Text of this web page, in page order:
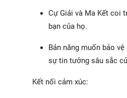
Cự Giải và Ma Kết coi
bạn của họ.
Bản năng muốn bảo
sự tin tưởng sâu sắc
Kết nối cảm xúc: